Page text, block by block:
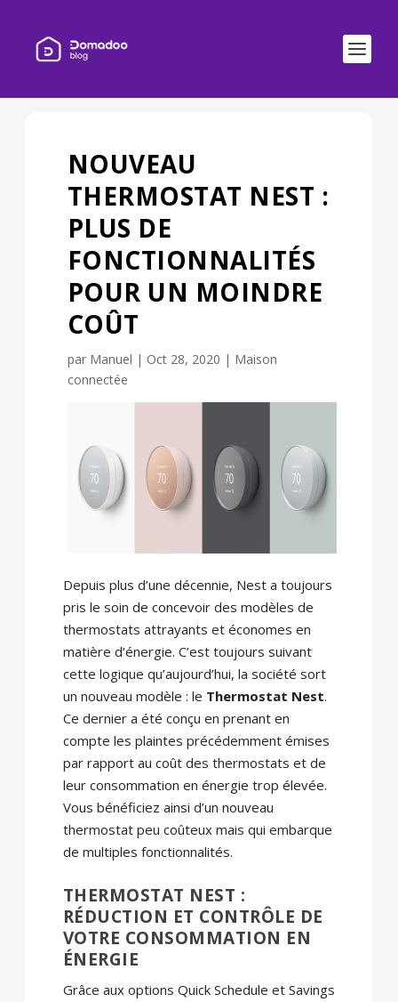
NOUVEAU
THERMOSTAT NEST :
PLUS DE
FONCTIONNALITÉS
POUR UN MOINDRE
COÛT
par Manuel | Oct 28, 2020 | Maison
connectée
Depuis plus d’une décennie, Nest a toujours
pris le soin de concevoir des modèles de
thermostats attrayants et économes en
matière d’énergie. C’est toujours suivant
cette logique qu’aujourd’hui, la société sort
un nouveau modèle : le Thermostat Nest.
Ce dernier a été conçu en prenant en
compte les plaintes précédemment émises
par rapport au coût des thermostats et de
leur consommation en énergie trop élevée.
Vous bénéficiez ainsi d’un nouveau
thermostat peu coûteux mais qui embarque
de multiples fonctionnalités.
THERMOSTAT NEST :
RÉDUCTION ET CONTRÔLE DE
VOTRE CONSOMMATION EN
ÉNERGIE
Grâce aux options Quick Schedule et Savings